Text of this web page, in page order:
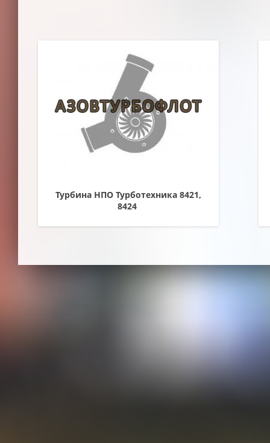
Турбина НПО Турботехника 8421,
8424